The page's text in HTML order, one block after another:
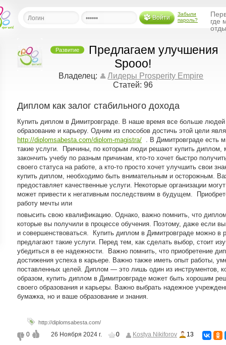
Войти
Забыли
пароль?
где
друзей
рассылку
Развитие
Предлагаем улучшения
Spooo!
Владелец:
Лидеры Prosperity Empire
Статей: 96
Диплом как залог стабильного дохода
Купить диплом в Димитровграде. В наше время все больше
образование и карьеру. Одним из способов достичь этой цели
http://diplomsabesta.com/diplom-magistra/ . В Димитровграде есть
такие услуги. Причины, по которым люди решают купить диплом,
закончить учебу по разным причинам, кто-то хочет быстро
своего статуса на работе, а кто-то просто хочет улучшить свои
купить диплом, необходимо быть внимательным и осторожным.
предоставляет качественные услуги. Некоторые организации
может привести к негативным последствиям в будущем.
работу мечты или
повысить свою квалификацию. Однако, важно помнить, что
которые вы получили в процессе обучения. Поэтому, даже если
и совершенствоваться. Купить диплом в Димитровграде можно в
предлагают такие услуги. Перед тем, как сделать выбор, стоит
убедиться в ее надежности. Важно помнить, что приобретение
достижения успеха в карьере. Важно также иметь опыт работы,
поставленных целей. Диплом — это лишь один из инструментов,
образом, купить диплом в Димитровграде может быть хорошим
своего образования и карьеры. Важно выбрать надежное
бумажка, но и ваше образование и знания.
http://diplomsabesta.com/
0 26 Ноября 2024 г. 0 Kostya Nikiforov 13